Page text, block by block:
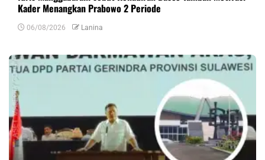
Kader Menangkan Prabowo 2 Periode
06/08/2026 Lanina